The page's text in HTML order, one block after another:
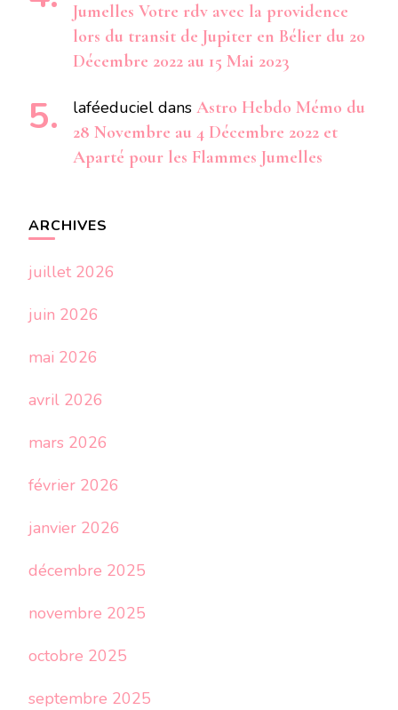
Jumelles Votre rdv avec la providence
lors du transit de Jupiter en Bélier du 20
Décembre 2022 au 15 Mai 2023
laféeduciel dans Astro Hebdo Mémo du
28 Novembre au 4 Décembre 2022 et
Aparté pour les Flammes Jumelles
ARCHIVES
juillet 2026
juin 2026
mai 2026
avril 2026
mars 2026
février 2026
janvier 2026
décembre 2025
novembre 2025
octobre 2025
septembre 2025